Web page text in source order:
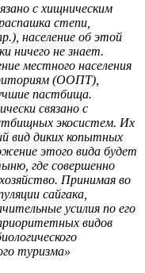
с хищническим
степи,
население об этой
ничего не знает.
местного населения
(ООПТ),
пастбища.
связано с
экосистем. Их
вид диких копытных
этого вида будет
где совершенно
Принимая во
сайгака,
усилия по его
видов
туризма»